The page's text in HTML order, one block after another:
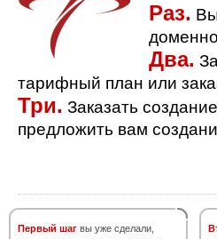
Раз.
Два.
тарифный план или
Три. Заказать
предложить вам
Первый шаг вы уже сделали,